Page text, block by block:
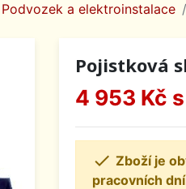
Podvozek a elektroinstalace
Pojistková
4 953 Kč
 Zboží je
pracovních